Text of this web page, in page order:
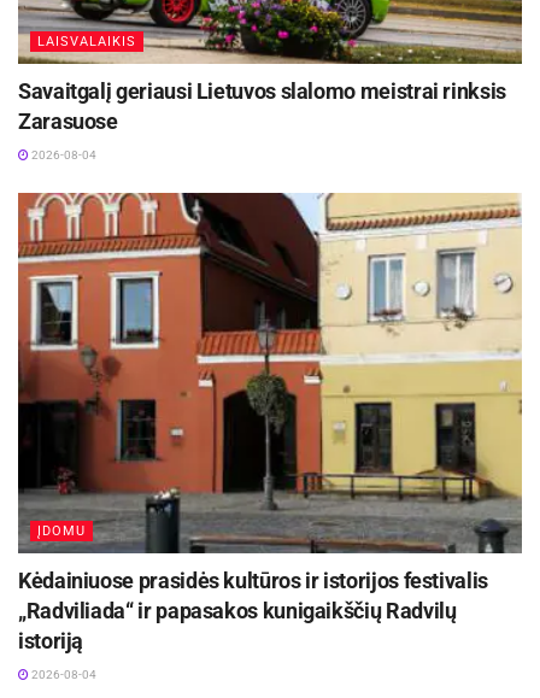
LAISVALAIKIS
Savaitgalį geriausi Lietuvos slalomo meistrai rinksis
Zarasuose
2026-08-04
ĮDOMU
Kėdainiuose prasidės kultūros ir istorijos festivalis
„Radviliada“ ir papasakos kunigaikščių Radvilų
istoriją
2026-08-04